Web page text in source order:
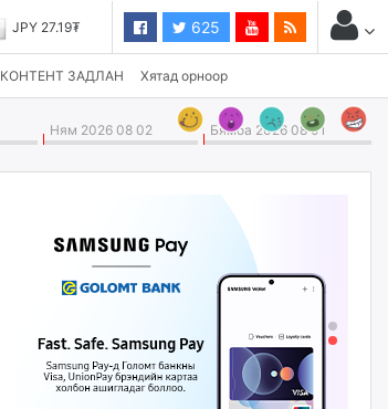
JPY 27.19₮ 625
КОНТЕНТ ЗАДЛАН Хятад орноор
Ням 2026 08 02 Бямба 2026 08 01